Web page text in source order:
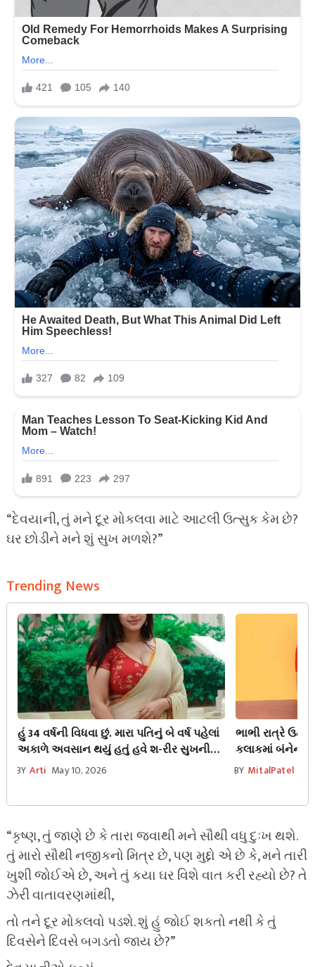
“દેવયાની, તું મને દૂર મોકલવા માટે આટલી ઉત્સુક કેમ છે?
ઘર છોડીને મને શું સુખ મળશે?”
Trending News
હું 34 વર્ષની વિધવા છું. મારા પતિનું બે વર્ષ પહેલાં
અકાળે અવસાન થયું હતું હવે શ-રીર સુખની
જંખના એટલી હદે વધી ગઈ છે કે…
BY Arti May 10, 2026
ભાભી રાત્રે
કલાકમાં બંનેનાં
બહાર નીકળી
BY MitalPatel
“કૃષ્ણ, તું જાણે છે કે તારા જવાથી મને સૌથી વધુ દુઃખ થશે.
તું મારો સૌથી નજીકનો મિત્ર છે, પણ મુદ્દો એ છે કે, મને તારી
ખુશી જોઈએ છે, અને તું કયા ઘર વિશે વાત કરી રહ્યો છે? તે
ઝેરી વાતાવરણમાંથી,
તો તને દૂર મોકલવો પડશે. શું હું જોઈ શકતો નથી કે તું
દિવસેને દિવસે બગડતો જાય છે?”